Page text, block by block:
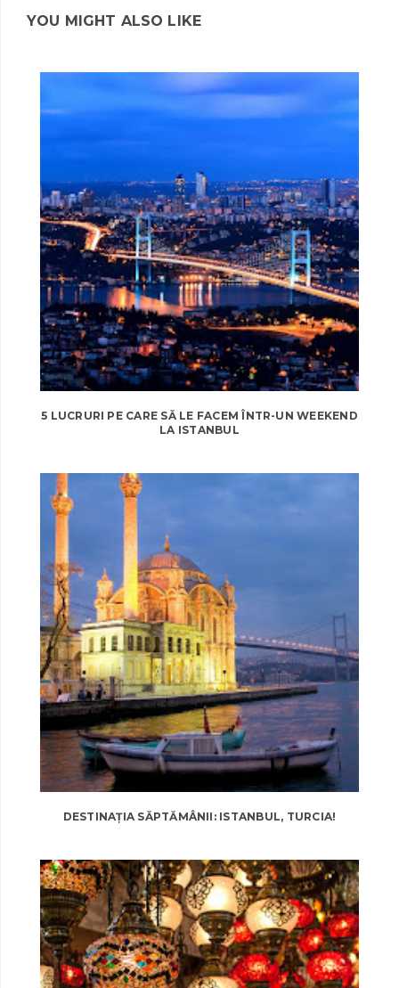
YOU MIGHT ALSO LIKE
5 LUCRURI PE CARE SĂ LE FACEM ÎNTR-UN WEEKEND
LA ISTANBUL
DESTINAȚIA SĂPTĂMÂNII: ISTANBUL, TURCIA!